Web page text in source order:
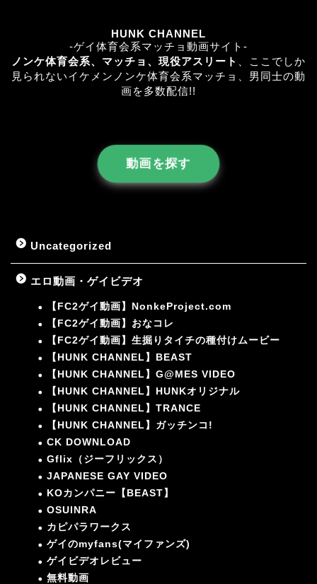
HUNK CHANNEL
-ゲイ体育会系マッチョ動画サイト-
ノンケ体育会系、マッチョ、現役アスリート
ここでしか
見られないイケメンノンケ体育会系マッチョ、男同士の動
画を多数配信!!
動画を探す
Uncategorized
エロ動画・ゲイビデオ
【FC2ゲイ動画】NonkeProject.com
【FC2ゲイ動画】おなコレ
【FC2ゲイ動画】生掘りタイチの種付けムービー
【HUNK CHANNEL】BEAST
【HUNK CHANNEL】G@MES VIDEO
【HUNK CHANNEL】HUNKオリジナル
【HUNK CHANNEL】TRANCE
【HUNK CHANNEL】ガッチンコ!
CK DOWNLOAD
Gflix（ジーフリックス）
JAPANESE GAY VIDEO
KOカンパニー【BEAST】
OSUINRA
カピパラワークス
ゲイのmyfans(マイファンズ)
ゲイビデオレビュー
無料動画